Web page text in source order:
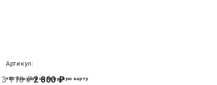
Артикул:
3 110 ₽2 800 ₽
+80 бонусов на бонусную карту